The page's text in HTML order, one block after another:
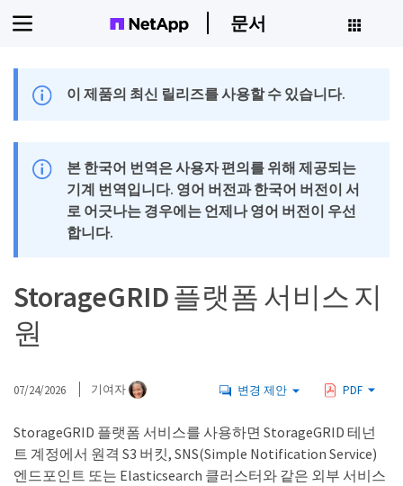
문서
이 제품의 최신 릴리즈를 사용할 수 있습니다.
본 한국어 번역은 사용자 편의를 위해 제공되는
기계 번역입니다. 영어 버전과 한국어 버전이 서
로 어긋나는 경우에는 언제나 영어 버전이 우선
합니다.
StorageGRID 플랫폼 서비스 지
원
07/24/2026 기여자 변경 제안 PDF
StorageGRID 플랫폼 서비스를 사용하면 StorageGRID 테넌
트 계정에서 원격 S3 버킷, SNS(Simple Notification Service)
엔드포인트 또는 Elasticsearch 클러스터와 같은 외부 서비스